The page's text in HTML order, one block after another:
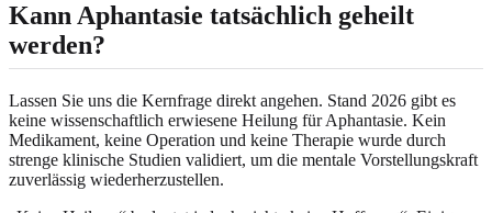
Kann Aphantasie tatsächlich geheilt
werden?
Lassen Sie uns die Kernfrage direkt angehen. Stand 2026 gibt es
keine wissenschaftlich erwiesene Heilung für Aphantasie. Kein
Medikament, keine Operation und keine Therapie wurde durch
strenge klinische Studien validiert, um die mentale Vorstellungskraft
zuverlässig wiederherzustellen.